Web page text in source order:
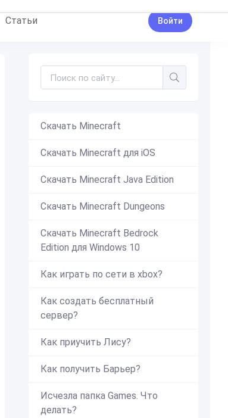
Статьи Войти
дополнение
Скачать Minecraft
Скачать Minecraft для iOS
Скачать Minecraft Java Edition
Скачать Minecraft Dungeons
Скачать Minecraft Bedrock
Edition для Windows 10
Как играть по сети в xbox?
Как создать бесплатный
сервер?
Как приучить Лису?
Как получить Барьер?
Исчезла папка Games. Что
делать?